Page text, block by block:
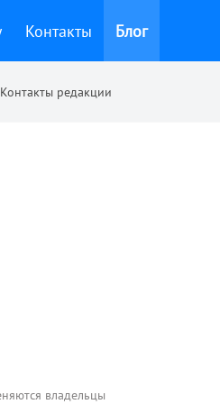
Контакты Блог
Контакты редакции
владельцы